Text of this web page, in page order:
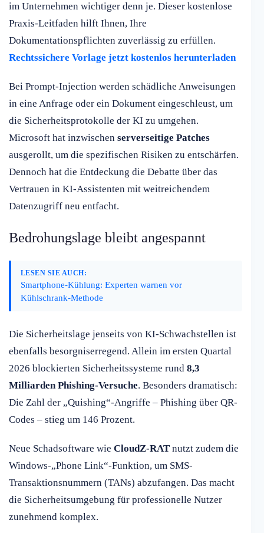
im Unternehmen wichtiger denn je. Dieser kostenlose
Praxis-Leitfaden hilft Ihnen, Ihre
Dokumentationspflichten zuverlässig zu erfüllen.
Rechtssichere Vorlage jetzt kostenlos herunterladen
Bei Prompt-Injection werden schädliche Anweisungen
in eine Anfrage oder ein Dokument eingeschleust, um
die Sicherheitsprotokolle der KI zu umgehen.
Microsoft hat inzwischen serverseitige Patches
ausgerollt, um die spezifischen Risiken zu entschärfen.
Dennoch hat die Entdeckung die Debatte über das
Vertrauen in KI-Assistenten mit weitreichendem
Datenzugriff neu entfacht.
Bedrohungslage bleibt angespannt
LESEN SIE AUCH:
Smartphone-Kühlung: Experten warnen vor
Kühlschrank-Methode
Die Sicherheitslage jenseits von KI-Schwachstellen ist
ebenfalls besorgniserregend. Allein im ersten Quartal
2026 blockierten Sicherheitssysteme rund 8,3
Milliarden Phishing-Versuche. Besonders dramatisch:
Die Zahl der „Quishing“-Angriffe – Phishing über QR-
Codes – stieg um 146 Prozent.
Neue Schadsoftware wie CloudZ-RAT nutzt zudem die
Windows-„Phone Link“-Funktion, um SMS-
Transaktionsnummern (TANs) abzufangen. Das macht
die Sicherheitsumgebung für professionelle Nutzer
zunehmend komplex.